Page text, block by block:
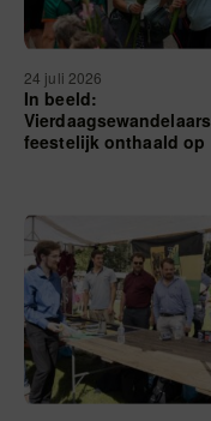
24 juli 2026
In beeld:
Vierdaagsewandelaars
feestelijk onthaald op